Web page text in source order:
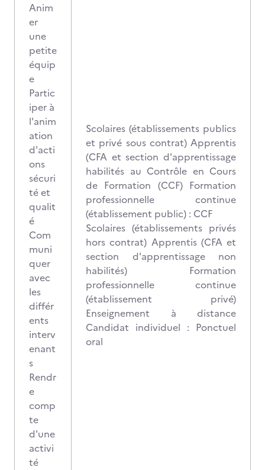
Anim
er
une
petite
équip
e
Partic
iper à
l'anim
ation
d'acti
ons
sécuri
té et
qualit
é
Com
muni
quer
avec
les
différ
ents
interv
enant
s
Rendr
e
comp
te
d'une
activi
té
Scolaires (établissements publics
et privé sous contrat) Apprentis
(CFA et section d'apprentissage
habilités au Contrôle en Cours
de Formation (CCF) Formation
professionnelle continue
(établissement public) : CCF
Scolaires (établissements privés
hors contrat) Apprentis (CFA et
section d'apprentissage non
habilités) Formation
professionnelle continue
(établissement privé)
Enseignement à distance
Candidat individuel : Ponctuel
oral